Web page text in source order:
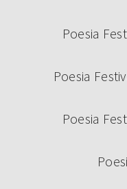
Poesia
Poesia
Poesia